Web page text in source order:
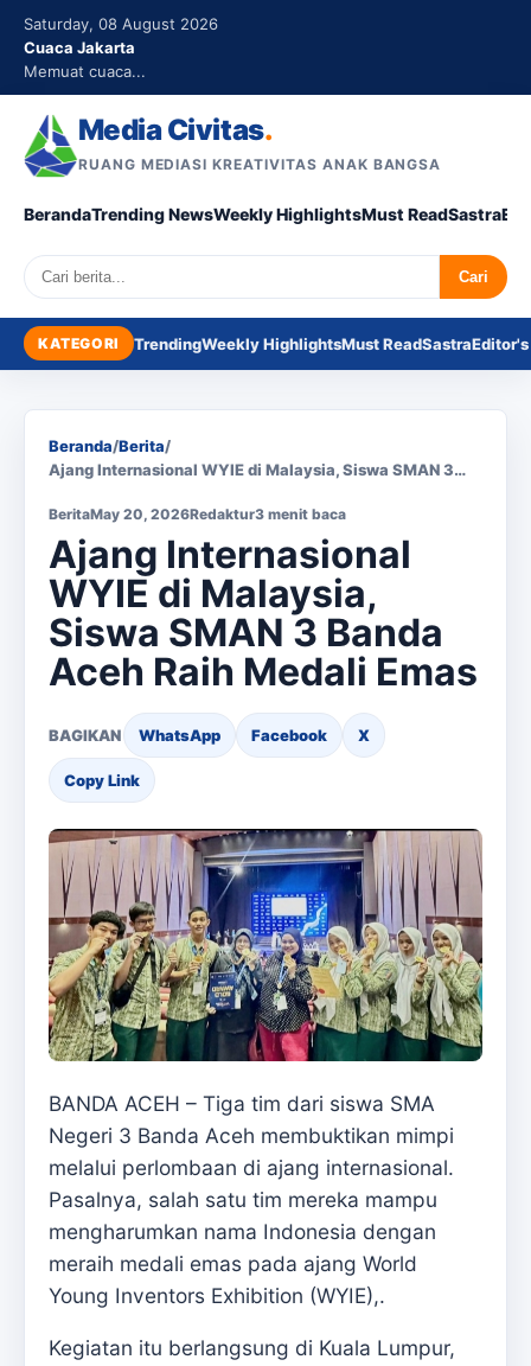
Saturday, 08 August 2026
Cuaca Jakarta
Memuat cuaca...
Media Civitas.
RUANG MEDIASI KREATIVITAS ANAK BANGSA
BerandaTrending NewsWeekly HighlightsMust ReadSastra
Search Cari
KATEGORI TrendingWeekly HighlightsMust ReadSastra
Beranda/Berita/
Ajang Internasional WYIE di Malaysia, Siswa SMAN 3…
BeritaMay 20, 2026Redaktur3 menit baca
Ajang Internasional
WYIE di Malaysia,
Siswa SMAN 3 Banda
Aceh Raih Medali Emas
BAGIKAN WhatsApp Facebook X
Copy Link
BANDA ACEH – Tiga tim dari siswa SMA
Negeri 3 Banda Aceh membuktikan mimpi
melalui perlombaan di ajang internasional.
Pasalnya, salah satu tim mereka mampu
mengharumkan nama Indonesia dengan
meraih medali emas pada ajang World
Young Inventors Exhibition (WYIE),.
Kegiatan itu berlangsung di Kuala Lumpur,